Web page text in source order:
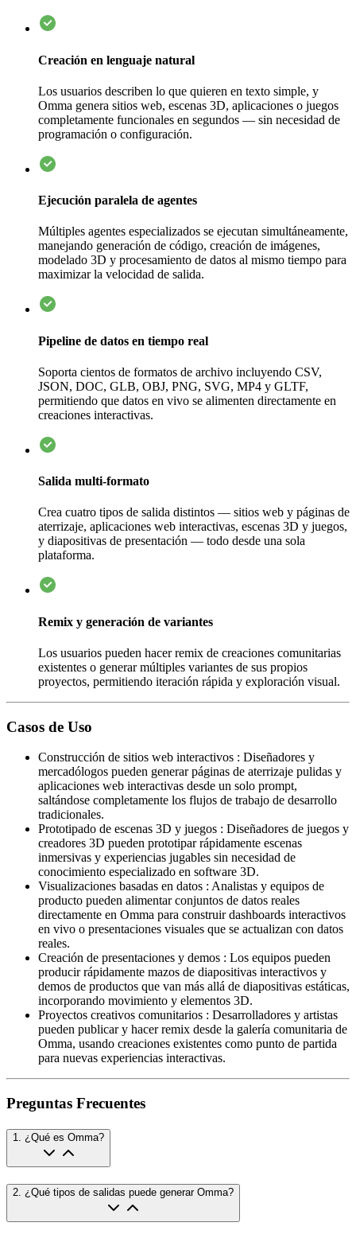
Creación en lenguaje natural
Los usuarios describen lo que quieren en texto simple, y
Omma genera sitios web, escenas 3D, aplicaciones o juegos
completamente funcionales en segundos — sin necesidad de
programación o configuración.
Ejecución paralela de agentes
Múltiples agentes especializados se ejecutan simultáneamente,
manejando generación de código, creación de imágenes,
modelado 3D y procesamiento de datos al mismo tiempo para
maximizar la velocidad de salida.
Pipeline de datos en tiempo real
Soporta cientos de formatos de archivo incluyendo CSV,
JSON, DOC, GLB, OBJ, PNG, SVG, MP4 y GLTF,
permitiendo que datos en vivo se alimenten directamente en
creaciones interactivas.
Salida multi-formato
Crea cuatro tipos de salida distintos — sitios web y páginas de
aterrizaje, aplicaciones web interactivas, escenas 3D y juegos,
y diapositivas de presentación — todo desde una sola
plataforma.
Remix y generación de variantes
Los usuarios pueden hacer remix de creaciones comunitarias
existentes o generar múltiples variantes de sus propios
proyectos, permitiendo iteración rápida y exploración visual.
Casos de Uso
Construcción de sitios web interactivos : Diseñadores y
mercadólogos pueden generar páginas de aterrizaje pulidas y
aplicaciones web interactivas desde un solo prompt,
saltándose completamente los flujos de trabajo de desarrollo
tradicionales.
Prototipado de escenas 3D y juegos : Diseñadores de juegos y
creadores 3D pueden prototipar rápidamente escenas
inmersivas y experiencias jugables sin necesidad de
conocimiento especializado en software 3D.
Visualizaciones basadas en datos : Analistas y equipos de
producto pueden alimentar conjuntos de datos reales
directamente en Omma para construir dashboards interactivos
en vivo o presentaciones visuales que se actualizan con datos
reales.
Creación de presentaciones y demos : Los equipos pueden
producir rápidamente mazos de diapositivas interactivos y
demos de productos que van más allá de diapositivas estáticas,
incorporando movimiento y elementos 3D.
Proyectos creativos comunitarios : Desarrolladores y artistas
pueden publicar y hacer remix desde la galería comunitaria de
Omma, usando creaciones existentes como punto de partida
para nuevas experiencias interactivas.
Preguntas Frecuentes
1 ¿Qué es Omma?
2 ¿Qué tipos de salidas puede generar Omma?